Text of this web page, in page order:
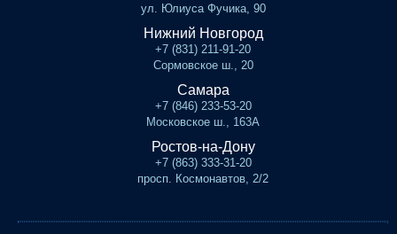
ул. Юлиуса Фучика, 90
Нижний Новгород
+7 (831) 211-91-20
Сормовское ш., 20
Самара
+7 (846) 233-53-20
Московское ш., 163А
Ростов-на-Дону
+7 (863) 333-31-20
просп. Космонавтов, 2/2